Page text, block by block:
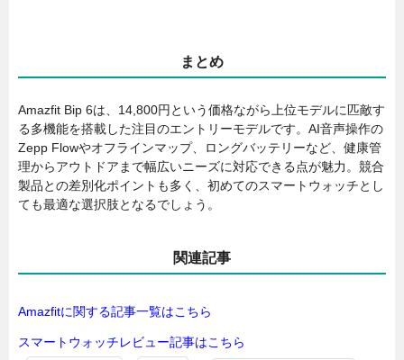
まとめ
Amazfit Bip 6は、14,800円という価格ながら上位モデルに匹敵す
る多機能を搭載した注目のエントリーモデルです。AI音声操作の
Zepp Flowやオフラインマップ、ロングバッテリーなど、健康管
理からアウトドアまで幅広いニーズに対応できる点が魅力。競合
製品との差別化ポイントも多く、初めてのスマートウォッチとし
ても最適な選択肢となるでしょう。
関連記事
Amazfitに関する記事一覧はこちら
スマートウォッチレビュー記事はこちら